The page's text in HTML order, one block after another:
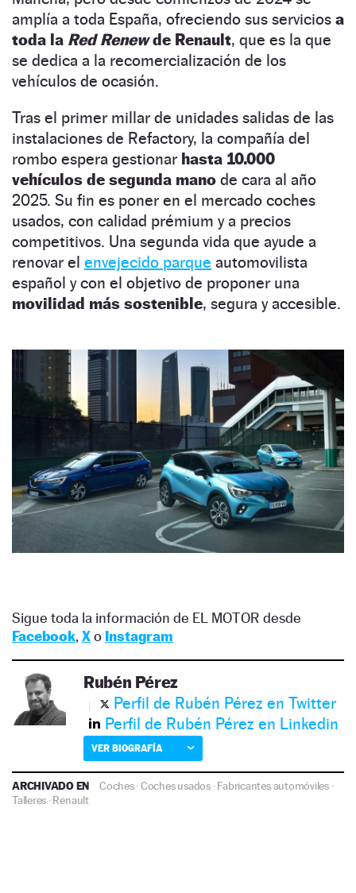
amplía a toda España, ofreciendo sus servicios a
toda la Red Renewde Renault, que es la que
se dedica a la recomercialización de los
vehículos de ocasión.
Tras el primer millar de unidades salidas de las
instalaciones de Refactory, la compañía del
rombo espera gestionar hasta 10.000
vehículos de segunda mano de cara al año
2025. Su fin es poner en el mercado coches
usados, con calidad prémium y a precios
competitivos. Una segunda vida que ayude a
renovar el envejecido parque automovilista
español y con el objetivo de proponer una
movilidad más sostenible, segura y accesible.
Sigue toda la información de EL MOTOR desde
Facebook, Xo Instagram
Rubén Pérez
Perfil de Rubén Pérez en Twitter
Perfil de Rubén Pérez en Linkedin
VER BIOGRAFÍA
ARCHIVADO EN Coches·Coches usados·Fabricantes automóviles ·
Talleres ·Renault